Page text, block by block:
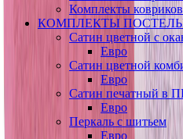
Комплекты
КОМПЛЕКТЫ
Сатин цветной с
Евро
Сатин цветной
Евро
Сатин печатный в
Евро
Перкаль с шитьем
Евро